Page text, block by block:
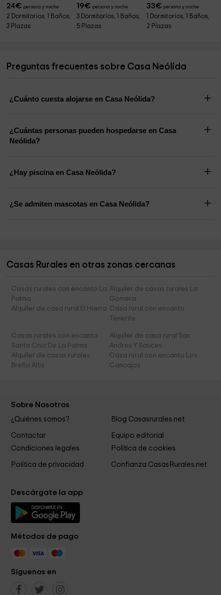
24€ persona y noche
2 Dormitorios, 1 Baños,
3 Plazas
19€ persona y noche
3 Dormitorios, 1 Baños,
5 Plazas
33€ persona y noche
1 Dormitorios, 1 Baños,
2 Plazas
Preguntas frecuentes sobre Casa Neólida
¿Cuánto cuesta alojarse en Casa Neólida?
¿Cuántas personas pueden hospedarse en Casa
Neólida?
¿Hay piscina en Casa Neólida?
¿Se admiten mascotas en Casa Neólida?
Casas Rurales en otras zonas cercanas
Casas rurales con encanto La
Palma
Alquiler de casas rurales La
Gomera
Alquiler de casa rural El Hierro Casa rural con encanto
Tenerife
Casas rurales con encanto
Santa Cruz De La Palma
Alquiler de casa rural San
Andres Y Sauces
Alquiler de casas rurales
Breña Alta
Casa rural con encanto Los
Cancajos
Sobre Nosotros
¿Quiénes somos? Blog Casasrurales.net
Contactar
Equipo editorial
Condiciones legales
Política de cookies
Política de privacidad Confianza CasasRurales.net
Descárgate la app
Métodos de pago
Síguenos en